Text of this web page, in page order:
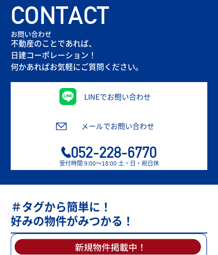
CONTACT
お問い合わせ
不動産のことであれば、
日建コーポレーション！
何かあればお気軽にご質問ください。
LINEでお問い合わせ
メールでお問い合わせ
052-228-6770
受付時間 9:00〜18:00 土・日・祝日休
＃タグから簡単に！
好みの物件がみつかる！